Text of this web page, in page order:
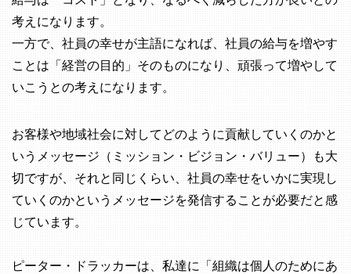
考えになります。
一方で、社員の幸せが主語になれば、社員の給与を増やす
ことは「経営の目的」そのものになり、頑張って増やして
いこうとの考えになります。
お客様や地域社会に対してどのように貢献していくのかと
いうメッセージ（ミッション・ビジョン・バリュー）も大
切ですが、それと同じくらい、社員の幸せをいかに実現し
ていくのかというメッセージを発信することが必要だと感
じています。
ピーター・ドラッカーは、私達に「組織は個人のためにあ